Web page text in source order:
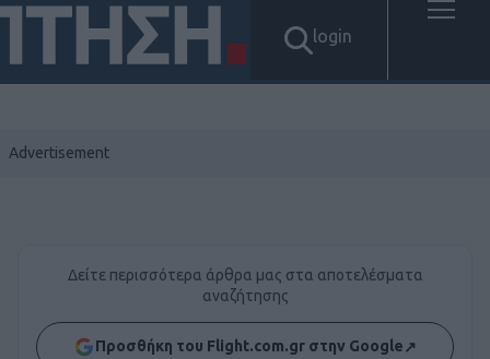
login
Δείτε περισσότερα άρθρα μας στα αποτελέσματα
αναζήτησης
Προσθήκη του Flight.com.gr στην Google↗